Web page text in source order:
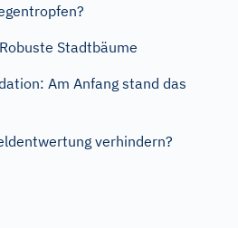
Stadtbäume
Am Anfang stand das
verhindern?